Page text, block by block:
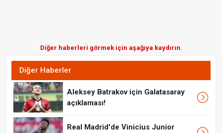
Diğer haberleri görmek için aşağıya kaydırın.
Diğer Haberler
Aleksey Batrakov için Galatasaray
açıklaması!
Real Madrid'de Vinicius Junior